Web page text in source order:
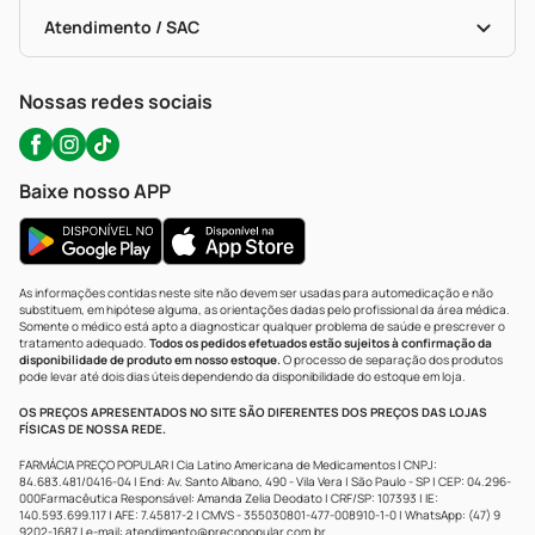
Políticas De Marketplace
Autoteste Covid-19
Certificado De Segurança
Portal Da Privacidade
Atendimento / SAC
WhatsApp (47) 9202-1687
Nossas redes sociais
Baixe nosso APP
As informações contidas neste site não devem ser usadas para automedicação e não
substituem, em hipótese alguma, as orientações dadas pelo profissional da área médica.
Somente o médico está apto a diagnosticar qualquer problema de saúde e prescrever o
tratamento adequado. Todos os pedidos efetuados estão sujeitos à confirmação da
disponibilidade de produto em nosso estoque.O processo de separação dos produtos
pode levar até dois dias úteis dependendo da disponibilidade do estoque em loja.
OS PREÇOS APRESENTADOS NO SITE SÃO DIFERENTES DOS PREÇOS DAS LOJAS
FÍSICAS DE NOSSA REDE.
FARMÁCIA PREÇO POPULAR | Cia Latino Americana de Medicamentos | CNPJ:
84.683.481/0416-04 | End: Av. Santo Albano, 490 - Vila Vera | São Paulo - SP | CEP: 04.296-
000Farmacêutica Responsável: Amanda Zelia Deodato | CRF/SP: 107393 | IE:
140.593.699.117 | AFE: 7.45817-2 | CMVS - 355030801-477-008910-1-0 | WhatsApp: (47) 9
9202-1687 | e-mail: atendimento@precopopular.com.br.